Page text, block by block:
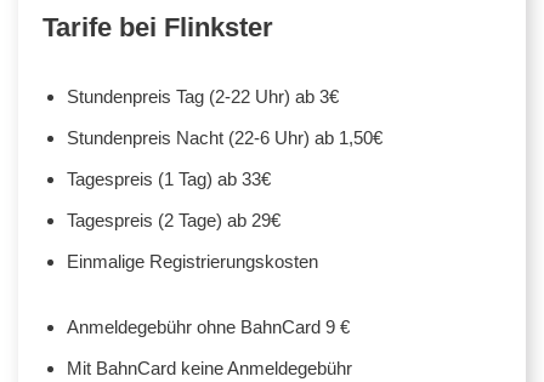
Tarife bei Flinkster
Stundenpreis Tag (2-22 Uhr) ab 3€
Stundenpreis Nacht (22-6 Uhr) ab 1,50€
Tagespreis (1 Tag) ab 33€
Tagespreis (2 Tage) ab 29€
Einmalige Registrierungskosten
Anmeldegebühr ohne BahnCard 9 €
Mit BahnCard keine Anmeldegebühr